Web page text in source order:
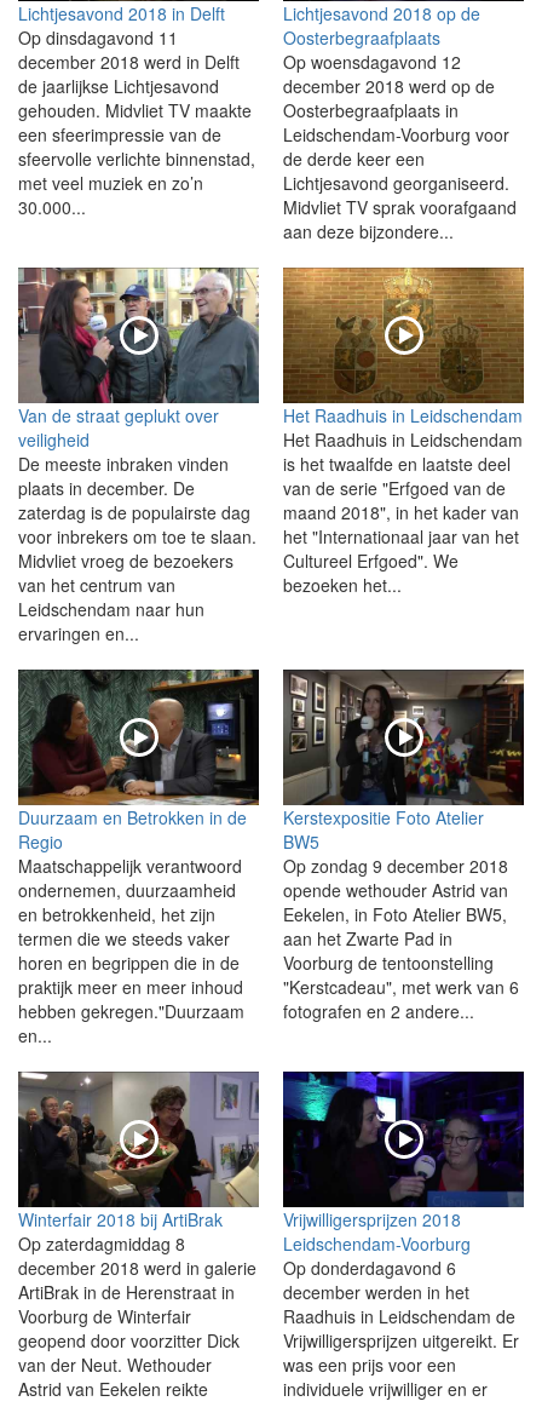
Lichtjesavond 2018 in Delft
Op dinsdagavond 11
december 2018 werd in Delft
de jaarlijkse Lichtjesavond
gehouden. Midvliet TV maakte
een sfeerimpressie van de
sfeervolle verlichte binnenstad,
met veel muziek en zo’n
30.000...
Lichtjesavond 2018 op de
Oosterbegraafplaats
Op woensdagavond 12
december 2018 werd op de
Oosterbegraafplaats in
Leidschendam-Voorburg voor
de derde keer een
Lichtjesavond georganiseerd.
Midvliet TV sprak voorafgaand
aan deze bijzondere...
Van de straat geplukt over
veiligheid
De meeste inbraken vinden
plaats in december. De
zaterdag is de populairste dag
voor inbrekers om toe te slaan.
Midvliet vroeg de bezoekers
van het centrum van
Leidschendam naar hun
ervaringen en...
Het Raadhuis in Leidschendam
Het Raadhuis in Leidschendam
is het twaalfde en laatste deel
van de serie "Erfgoed van de
maand 2018", in het kader van
het "Internationaal jaar van het
Cultureel Erfgoed". We
bezoeken het...
Duurzaam en Betrokken in de
Regio
Maatschappelijk verantwoord
ondernemen, duurzaamheid
en betrokkenheid, het zijn
termen die we steeds vaker
horen en begrippen die in de
praktijk meer en meer inhoud
hebben gekregen."Duurzaam
en...
Kerstexpositie Foto Atelier
BW5
Op zondag 9 december 2018
opende wethouder Astrid van
Eekelen, in Foto Atelier BW5,
aan het Zwarte Pad in
Voorburg de tentoonstelling
"Kerstcadeau", met werk van 6
fotografen en 2 andere...
Winterfair 2018 bij ArtiBrak
Op zaterdagmiddag 8
december 2018 werd in galerie
ArtiBrak in de Herenstraat in
Voorburg de Winterfair
geopend door voorzitter Dick
van der Neut. Wethouder
Astrid van Eekelen reikte
Vrijwilligersprijzen 2018
Leidschendam-Voorburg
Op donderdagavond 6
december werden in het
Raadhuis in Leidschendam de
Vrijwilligersprijzen uitgereikt. Er
was een prijs voor een
individuele vrijwilliger en er